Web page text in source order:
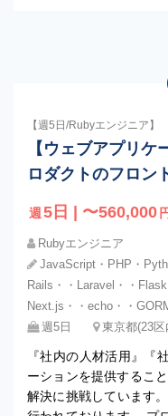
【週5日/Rubyエンジニア】
【ウェブアプリ
ロダクトのフロン
週 5日 | 〜560,000
Rubyエンジニア
JavaScript・PHP・
Rails・・Laravel・・
Next.js・・echo・・
週5日
東京都(23区
『社内の人材活用』『
ーションを提供するこ
解決に挑戦しています